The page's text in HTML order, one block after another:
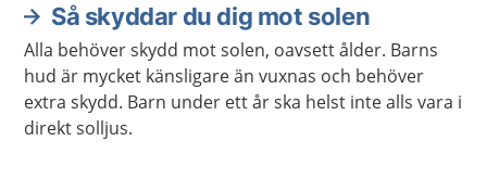
Så skyddar du dig mot solen
Alla behöver skydd mot solen, oavsett ålder. Barns
hud är mycket känsligare än vuxnas och behöver
extra skydd. Barn under ett år ska helst inte alls vara i
direkt solljus.